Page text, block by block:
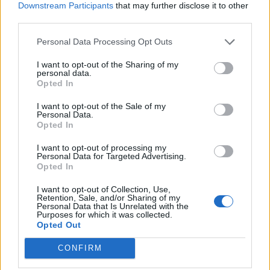
Downstream Participants that may further disclose it to other
Personal Data Processing Opt Outs
I want to opt-out of the Sharing of my
personal data.
Opted In
I want to opt-out of the Sale of my
Personal Data.
Opted In
I want to opt-out of processing my
Personal Data for Targeted Advertising.
Opted In
I want to opt-out of Collection, Use,
Retention, Sale, and/or Sharing of my
Personal Data that Is Unrelated with the
Purposes for which it was collected.
Opted Out
CONFIRM
ΟΙΚΟΝΟΜΊΑ
Άνοιξε η πλατφόρμα
για το Market Pass –
Πότε θα γίνουν οι
πληρωμές
HISTORY & CULTURE
ΔΥΠΑ: Συνολικά
ενεργοποιήθηκαν σε
δύο εβδομάδες
Στις 9 Νοεμβρίου